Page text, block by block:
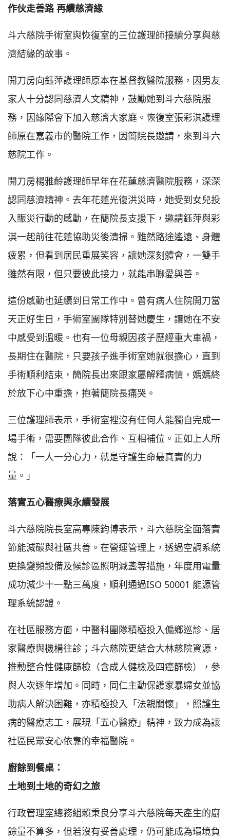
作伙走善路 再續慈濟緣
斗六慈院手術室與恢復室的三位護理師接續分享與慈
濟結緣的故事。
開刀房向鈺萍護理師原本在基督教醫院服務，因男友
家人十分認同慈濟人文精神，鼓勵她到斗六慈院服
務，因緣際會下加入慈濟大家庭。恢復室張彩淇護理
師原在嘉義市的醫院工作，因簡院長邀請，來到斗六
慈院工作。
開刀房楊雅齡護理師早年在花蓮慈濟醫院服務，深深
認同慈濟精神。去年花蓮光復洪災時，她受到女兒投
入賑災行動的感動，在簡院長支援下，邀請鈺萍與彩
淇一起前往花蓮協助災後清掃。雖然路途遙遠、身體
疲累，但看到居民重展笑容，讓她深刻體會，一雙手
雖然有限，但只要彼此接力，就能串聯愛與善。
這份感動也延續到日常工作中。曾有病人住院開刀當
天正好生日，手術室團隊特別替她慶生，讓她在不安
中感受到溫暖。也有一位母親因孩子歷經重大車禍，
長期住在醫院，只要孩子進手術室她就很擔心，直到
手術順利結束，簡院長出來跟家屬解釋病情，媽媽終
於放下心中重擔，抱著簡院長痛哭。
三位護理師表示，手術室裡沒有任何人能獨自完成一
場手術，需要團隊彼此合作、互相補位。正如上人所
說：「一人一分心力，就是守護生命最真實的力
量。」
落實五心醫療與永續發展
斗六慈院院長室高專陳鈞博表示，斗六慈院全面落實
節能減碳與社區共善。在營運管理上，透過空調系統
更換變頻設備及候診區照明減盞等措施，年度用電量
成功減少十一點三萬度，順利通過ISO 50001 能源管
理系統認證。
在社區服務方面，中醫科團隊積極投入偏鄉巡診、居
家醫療與機構往診；斗六慈院更結合大林慈院資源，
推動整合性健康篩檢（含成人健檢及四癌篩檢），參
與人次逐年增加。同時，同仁主動保護家暴婦女並協
助病人解決困難，亦積極投入「法親關懷」，照護生
病的醫療志工，展現「五心醫療」精神，致力成為讓
社區民眾安心依靠的幸福醫院。
廚餘到餐桌：
土地到土地的奇幻之旅
行政管理室總務組賴秉良分享斗六慈院每天產生的廚
餘量不算多，但若沒有妥善處理，仍可能成為環境負